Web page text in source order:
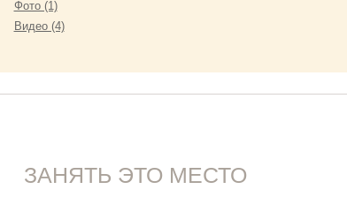
Фото (1)
Видео (4)
ЗАНЯТЬ ЭТО МЕСТО